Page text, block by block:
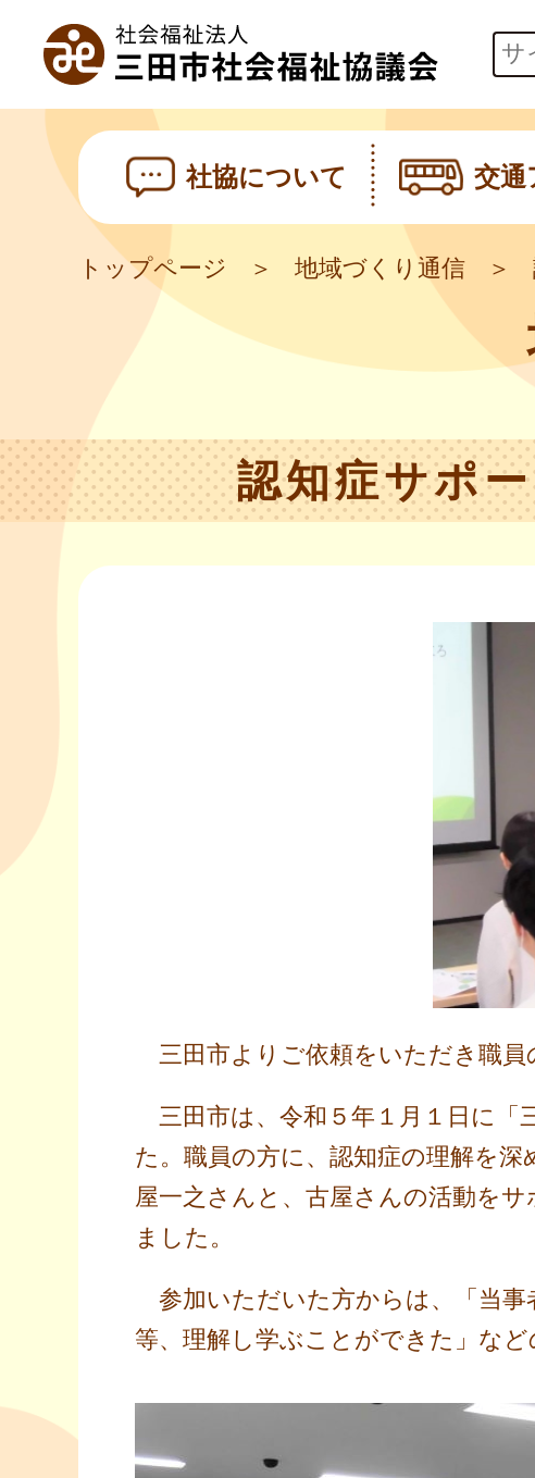
社協について 交通
トップページ 地域づくり通信
認知症サポ
三田市よりご依頼をいただき職員
三田市は、令和５年１月１日に「
た。職員の方に、認知症の理解を
屋一之さんと、古屋さんの活動を
ました。
参加いただいた方からは、「当事
等、理解し学ぶことができた」など